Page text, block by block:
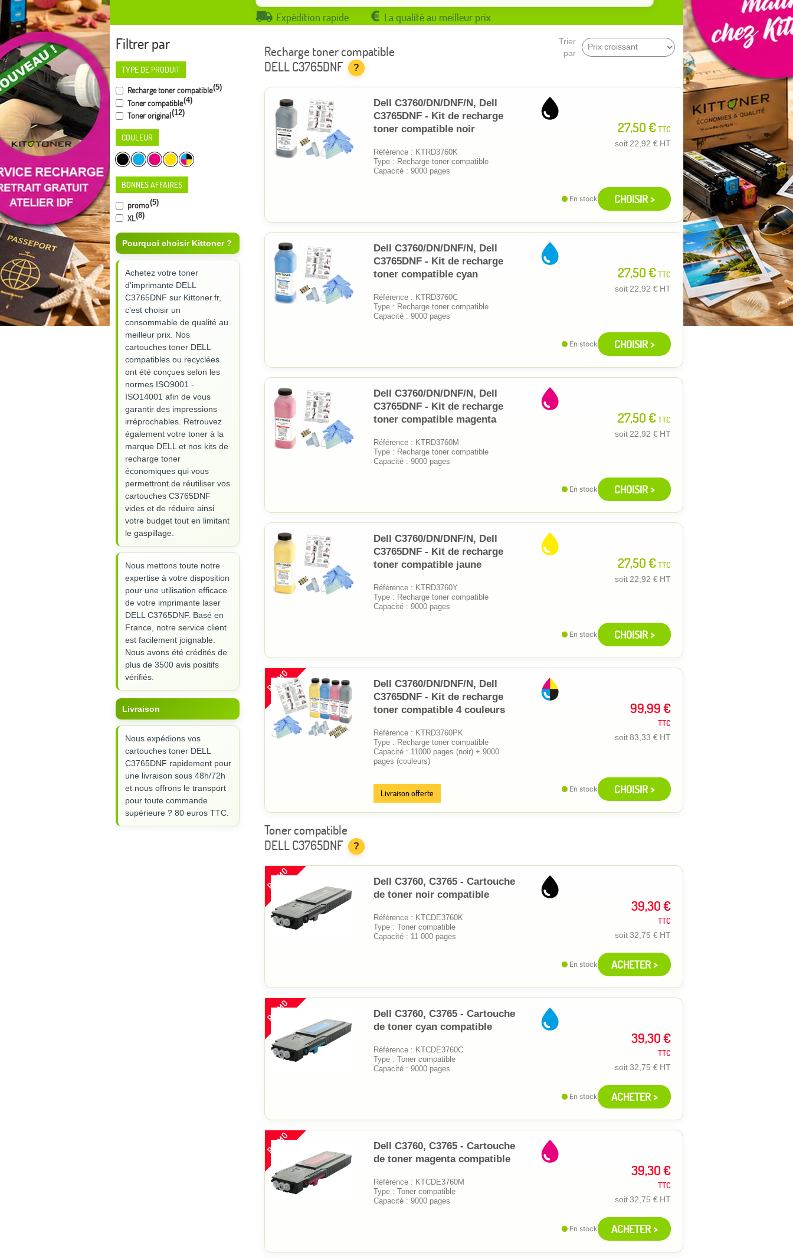
Expédition rapide La qualité au meilleur prix
Filtrer par
TYPE DE PRODUIT
Recharge toner compatible(5)
Toner compatible(4)
Toner original(12)
COULEUR
BONNES AFFAIRES
promo(5)
XL(8)
Pourquoi choisir Kittoner ?
Achetez votre toner
d'imprimante DELL
C3765DNF sur Kittoner.fr,
c'est choisir un
consommable de qualité au
meilleur prix. Nos
cartouches toner DELL
compatibles ou recyclées
ont été conçues selon les
normes ISO9001 -
ISO14001 afin de vous
garantir des impressions
irréprochables. Retrouvez
également votre toner à la
marque DELL et nos kits de
recharge toner
économiques qui vous
permettront de réutiliser vos
cartouches C3765DNF
vides et de réduire ainsi
votre budget tout en limitant
le gaspillage.
Nous mettons toute notre
expertise à votre disposition
pour une utilisation efficace
de votre imprimante laser
DELL C3765DNF. Basé en
France, notre service client
est facilement joignable.
Nous avons été crédités de
plus de 3500 avis positifs
vérifiés.
Livraison
Nous expédions vos
cartouches toner DELL
C3765DNF rapidement pour
une livraison sous 48h/72h
et nous offrons le transport
pour toute commande
supérieure ? 80 euros TTC.
Trier
par
Recharge toner compatible
DELL C3765DNF
?
Dell C3760/DN/DNF/N, Dell
C3765DNF - Kit de recharge
toner compatible noir
Référence : KTRD3760K
Type : Recharge toner compatible
Capacité : 9000 pages
27,50 €TTC
soit 22,92 € HT
En stock CHOISIR >
Dell C3760/DN/DNF/N, Dell
C3765DNF - Kit de recharge
toner compatible cyan
Référence : KTRD3760C
Type : Recharge toner compatible
Capacité : 9000 pages
27,50 €TTC
soit 22,92 € HT
En stock CHOISIR >
Dell C3760/DN/DNF/N, Dell
C3765DNF - Kit de recharge
toner compatible magenta
Référence : KTRD3760M
Type : Recharge toner compatible
Capacité : 9000 pages
27,50 €TTC
soit 22,92 € HT
En stock CHOISIR >
Dell C3760/DN/DNF/N, Dell
C3765DNF - Kit de recharge
toner compatible jaune
Référence : KTRD3760Y
Type : Recharge toner compatible
Capacité : 9000 pages
27,50 €TTC
soit 22,92 € HT
En stock CHOISIR >
PROMO
Dell C3760/DN/DNF/N, Dell
C3765DNF - Kit de recharge
toner compatible 4 couleurs
Référence : KTRD3760PK
Type : Recharge toner compatible
Capacité : 11000 pages (noir) + 9000
pages (couleurs)
99,99 €
TTC
soit83,33 € HT
Livraison offerte En stock CHOISIR >
Toner compatible
DELL C3765DNF
?
PROMO
Dell C3760, C3765 - Cartouche
de toner noir compatible
Référence : KTCDE3760K
Type : Toner compatible
Capacité : 11 000 pages
39,30 €
TTC
soit32,75 € HT
En stock ACHETER >
PROMO
Dell C3760, C3765 - Cartouche
de toner cyan compatible
Référence : KTCDE3760C
Type : Toner compatible
Capacité : 9000 pages
39,30 €
TTC
soit32,75 € HT
En stock ACHETER >
PROMO
Dell C3760, C3765 - Cartouche
de toner magenta compatible
Référence : KTCDE3760M
Type : Toner compatible
Capacité : 9000 pages
39,30 €
TTC
soit32,75 € HT
En stock ACHETER >